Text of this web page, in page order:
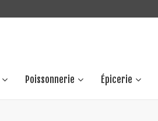
Poissonnerie Épicerie